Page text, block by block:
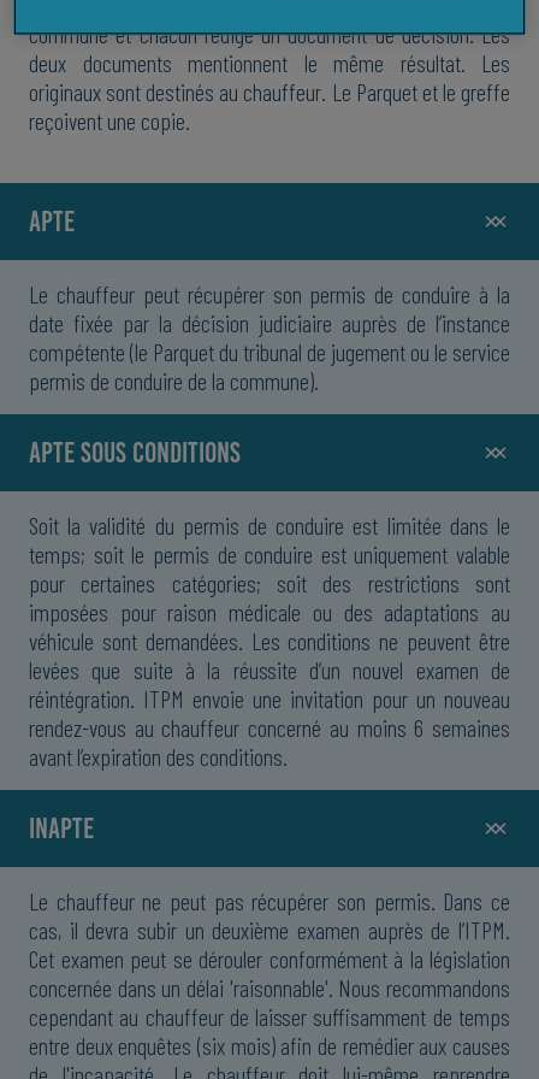
commune et chacun rédige un document de décision. Les
deux documents mentionnent le même résultat.
Les
originaux sont destinés au chauffeur. Le Parquet et le greffe
reçoivent une copie.
APTE
Le chauffeur peut récupérer son permis de conduire à la
date fixée par la décision judiciaire auprès de l’instance
compétente (le Parquet du tribunal de jugement ou le service
permis de conduire de la commune).
APTE SOUS CONDITIONS
Soit la validité du permis de conduire est limitée dans le
temps; soit le permis de conduire est uniquement valable
pour certaines catégories; soit des restrictions sont
imposées pour raison médicale ou des adaptations au
véhicule sont demandées. Les conditions ne peuvent être
levées que suite à la réussite d’un nouvel examen de
réintégration. ITPM envoie une invitation pour un nouveau
rendez-vous au chauffeur concerné au moins 6 semaines
avant l’expiration des conditions.
INAPTE
Le chauffeur ne peut pas récupérer son permis. Dans ce
cas, il devra subir un deuxième examen auprès de l’ITPM.
Cet examen peut se dérouler conformément à la législation
concernée dans un délai 'raisonnable'. Nous recommandons
cependant au chauffeur de laisser suffisamment de temps
entre deux enquêtes (six mois) afin de remédier aux causes